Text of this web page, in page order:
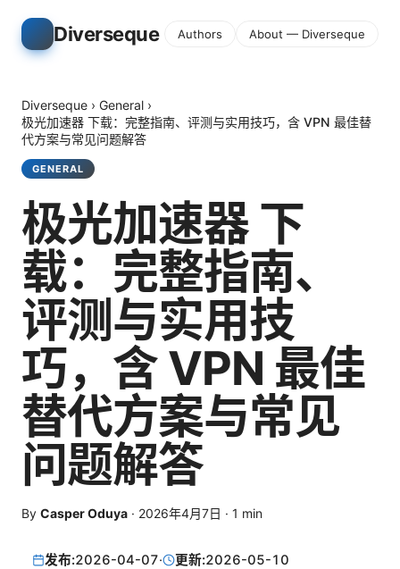
Diverseque Authors About — Diverseque
Diverseque › General ›
极光加速器 下载：完整指南、评测与实用技巧，含 VPN 最佳替
代方案与常见问题解答
GENERAL
极光加速器 下
载：完整指南、
评测与实用技
巧，含 VPN 最佳
替代方案与常见
问题解答
By Casper Oduya · 2026年4月7日 · 1 min
发布:2026-04-07· 更新:2026-05-10